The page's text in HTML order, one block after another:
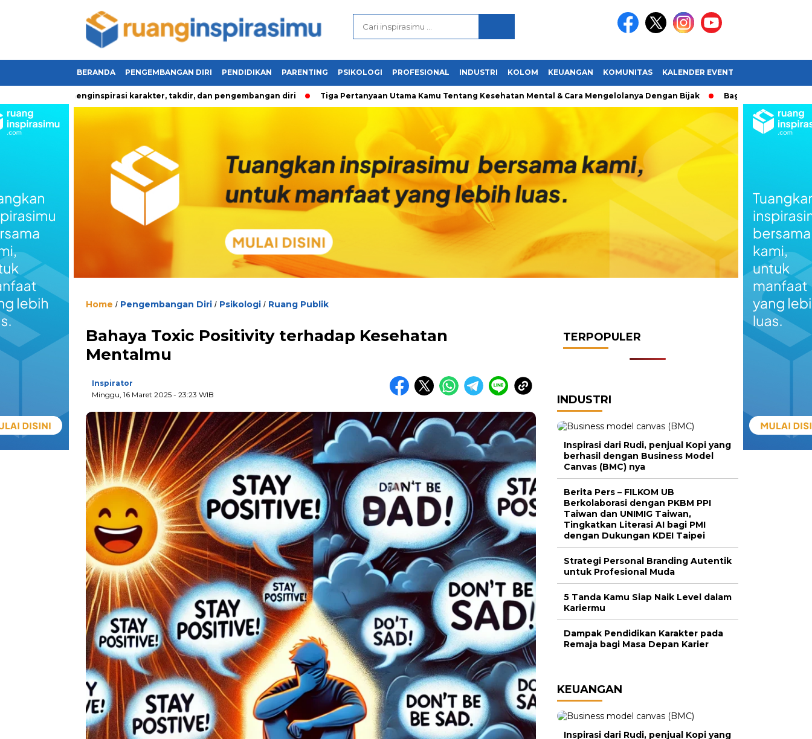
BERANDA PENGEMBANGAN DIRI PENDIDIKAN PARENTING PSIKOLOGI PROFESIONAL INDUSTRI KOLOM KEUANGAN KOMUNITAS KALENDER EVENT
yang menginspirasi karakter, takdir, dan pengembangan diri Tiga Pertanyaan Utama Kamu Tentang Kesehatan Mental & Cara Mengelolanya Dengan Bijak Bagaimana Menemukan
Home / Pengembangan Diri / Psikologi / Ruang Publik
Bahaya Toxic Positivity terhadap Kesehatan
Mentalmu
Inspirator
Minggu, 16 Maret 2025 - 23:23 WIB
TERPOPULER
INDUSTRI
Inspirasi dari Rudi, penjual Kopi yang
berhasil dengan Business Model
Canvas (BMC) nya
Berita Pers – FILKOM UB
Berkolaborasi dengan PKBM PPI
Taiwan dan UNIMIG Taiwan,
Tingkatkan Literasi AI bagi PMI
dengan Dukungan KDEI Taipei
Strategi Personal Branding Autentik
untuk Profesional Muda
5 Tanda Kamu Siap Naik Level dalam
Kariermu
Dampak Pendidikan Karakter pada
Remaja bagi Masa Depan Karier
KEUANGAN
Inspirasi dari Rudi, penjual Kopi yang